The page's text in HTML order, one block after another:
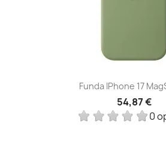
Funda IPhone 17
54,87 €
0